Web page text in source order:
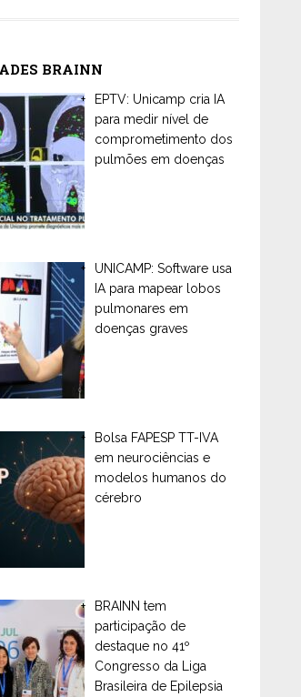
BRAINN
EPTV: Unicamp cria IA
para medir nível de
comprometimento dos
pulmões em doenças
UNICAMP: Software usa
IA para mapear lobos
pulmonares em
doenças graves
Bolsa FAPESP TT-IVA
em neurociências e
modelos humanos do
cérebro
BRAINN tem
participação de
destaque no 41º
Congresso da Liga
Brasileira de Epilepsia